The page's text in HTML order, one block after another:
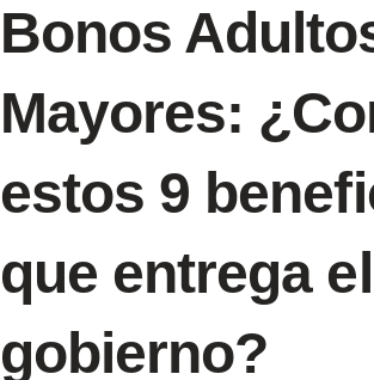
Bonos
Mayores:
estos 9
que entrega el
gobierno?